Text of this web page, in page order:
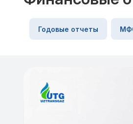
Годовые отчеты